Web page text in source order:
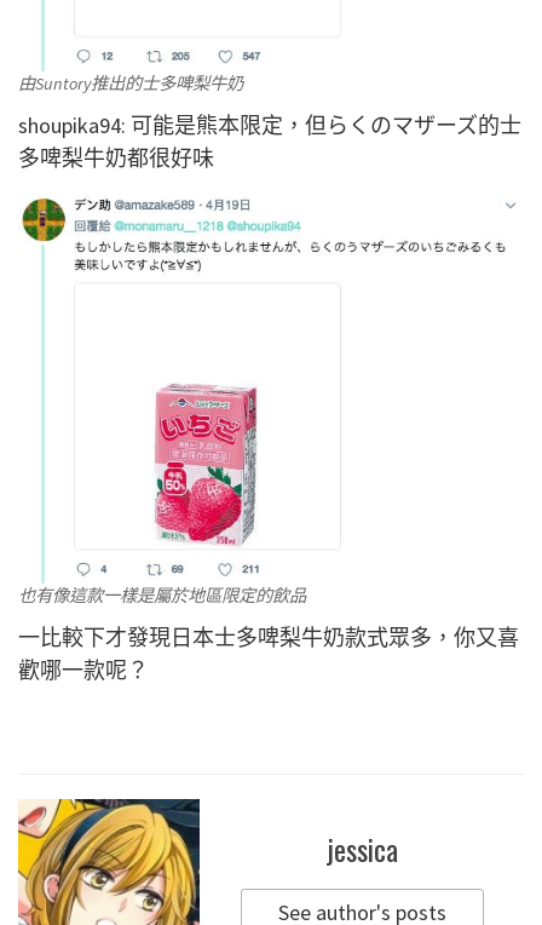
由Suntory推出的士多啤梨牛奶
shoupika94: 可能是熊本限定，但らくのマザーズ的士
多啤梨牛奶都很好味
也有像這款一樣是屬於地區限定的飲品
一比較下才發現日本士多啤梨牛奶款式眾多，你又喜
歡哪一款呢？
jessica
See author's posts